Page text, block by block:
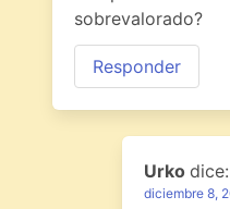
sobrevalorado?
Responder
Urko dice:
diciembre 8,